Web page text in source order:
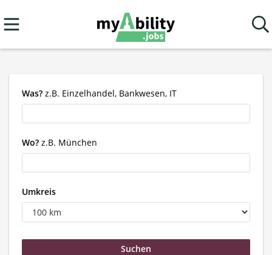
Was? z.B. Einzelhandel, Bankwesen, IT
Wo? z.B. München
Umkreis